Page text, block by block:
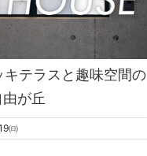
キテラスと趣味空間の
が丘
㈰